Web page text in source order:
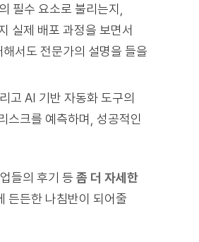
필수 요소로 불리는지,
실제 배포 과정을 보면서
서도 전문가의 설명을 들을
고 AI 기반 자동화 도구의
스크를 예측하며, 성공적인
들의 후기 등 좀 더 자세한
든든한 나침반이 되어줄